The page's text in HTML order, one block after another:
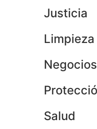
Justicia
Limpieza
Negocios
Salud